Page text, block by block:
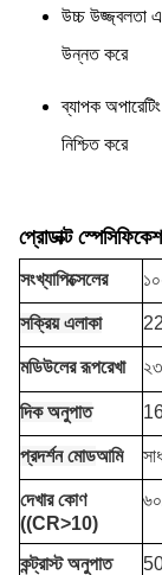
উচ্চ উজ্জ্বলতা
উন্নত করে
ব্যাপক
নিশ্চিত করে
প্রোডাক্ট
সংখ্যাপিক্সেলের
সক্রিয় এলাকা
মডিউলের রূপরেখা
দিক অনুপাত
প্রদর্শন মোডআমি
দেখার কোণ
((CR>10)
কন্ট্রাস্ট অনুপাত